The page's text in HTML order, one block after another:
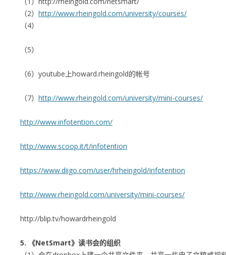
（2） http://www.rheingold.com/university/courses/
（4）
（5）
（6）youtube上howard.rheingold的帐号
（7） http://www.rheingold.com/university/mini-courses/
http://www.infotention.com/
http://www.scoop.it/t/infotention
https://www.diigo.com/user/hrheingold/infotention
http://www.rheingold.com/university/mini-courses/
http://blip.tv/howardrheingold
5. 《NetSmart》读书会的组织